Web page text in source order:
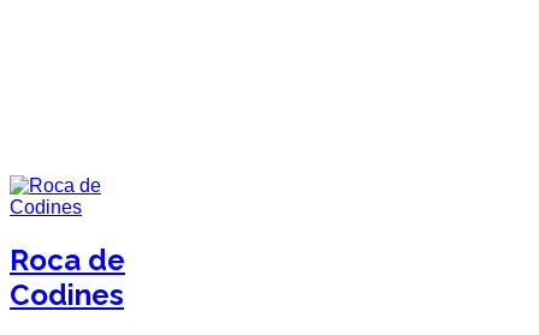
Roca de
Codines